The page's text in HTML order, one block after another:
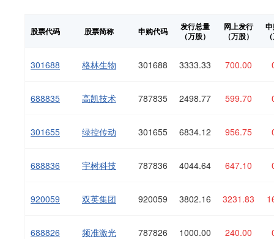
股票代码 股票简称 申购代码
发行总量
（万股）
网上发行
（万股）
301688 格林生物 301688 3333.33 700.00
688835 高凯技术 787835 2498.77 599.70
301655 绿控传动 301655 6834.12 956.75
688836 宇树科技 787836 4044.64 647.10
920059 双英集团 920059 3802.16 3231.83
688826 频准激光 787826 1000.00 240.00